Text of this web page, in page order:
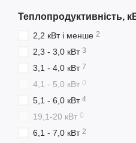
Теплопродуктивність,
2,2 кВт і менше 2
2,3 - 3,0 кВт 3
3,1 - 4,0 кВт 7
4,1 - 5,0 кВт 0
5,1 - 6,0 кВт 4
19,1-20 кВт 0
6,1 - 7,0 кВт 2